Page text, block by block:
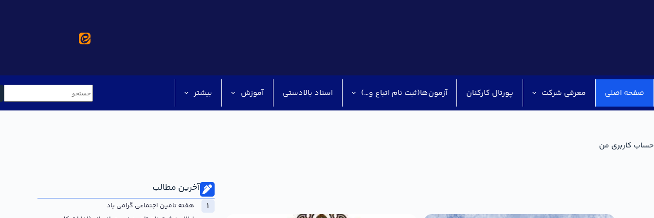
صفحه اصلی معرفی شرکت پورتال کارکنان آزمون‌ها(ثبت نام اتباع و…) اسناد بالادستی آموزش بیشتر
حساب کاربری من
آخرین مطالب
هفته تامین اجتماعی گرامی باد